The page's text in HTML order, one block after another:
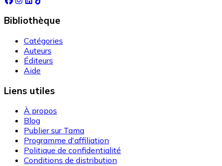
Bibliothèque
Catégories
Auteurs
Éditeurs
Aide
Liens utiles
À propos
Blog
Publier sur Tama
Programme d'affiliation
Politique de confidentialité
Conditions de distribution